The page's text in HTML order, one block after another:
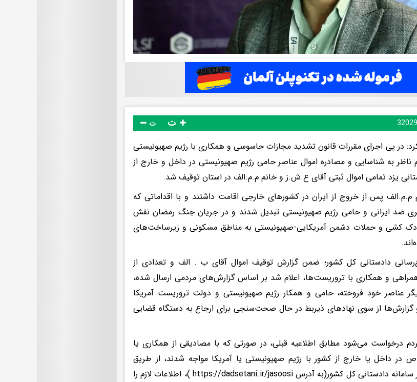
ت
کرد: در پی اجرای مقررات قانون تشدید مجازات جاسوسی و همکاری با رژیم صهیونیستی
به شناسایی و مصادره اموال عناصر حامی رژیم صهیونیستی در داخل و خارج از
یزد تمامی اموال ثبتی آقای ع.ش.ز و خانم م.م.الف در استان توقیف شد.
پس از خروج از ایران در کشورهای خارجی اقامت داشتند و با اقداماتی که
ضد ایرانی و حامی رژیم صهیونیستی تبدیل شدند و در جریان جنگ رمضان نقش
کشی و حملات دشمن آمریکایی-صهیونیستی به مناطق مسکونی و زیرساخت‌های
دادستانی کل کشور؛ ضمن گزارش توقیف اموال آقای ب . الف و تعدادی از
و همکاری با تروریست‌ها، اعلام شد بر اساس گزارش‌های مردمی ارسال شده،
عناصر خود فروخته، حامی و همکار رژیم صهیونیستی و دولت تروریست آمریکا
از سوی نهادهای ذیربط در حال صحت‌سنجی برای ارجاع به دستگاه قضایی
درخواست می‌شود مطابق اطلاعیه قبلی، در صورتی که با مصادیقی از همکاری یا
در داخل یا خارج از کشور با رژیم صهیونیستی یا آمریکا مواجه شدند، از طریق
تکمیل فرم گزارش در سامانه دادستانی کل کشور(به آدرس https://dadsetani.ir/jasoosi )، اطلاعات لازم را